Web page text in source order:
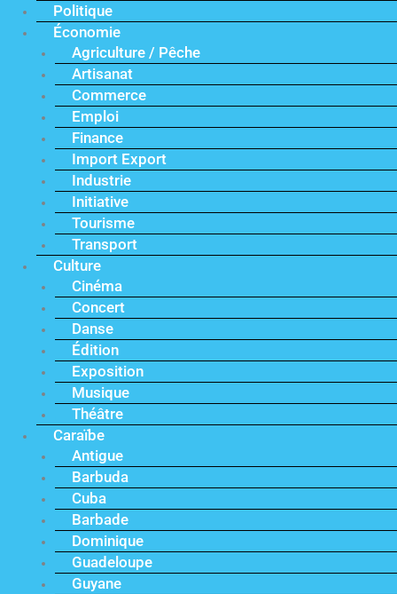
Politique
Économie
Agriculture / Pêche
Artisanat
Commerce
Emploi
Finance
Import Export
Industrie
Initiative
Tourisme
Transport
Culture
Cinéma
Concert
Danse
Édition
Exposition
Musique
Théâtre
Caraïbe
Antigue
Barbuda
Cuba
Barbade
Dominique
Guadeloupe
Guyane